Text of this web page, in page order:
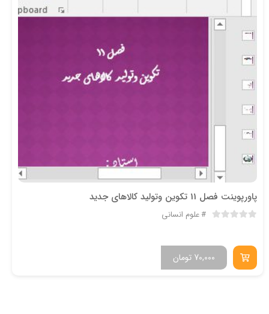
پاورپوینت فصل 11 تکوین وتولید کالاهای جدید
علوم انسانی
تومان 70,000